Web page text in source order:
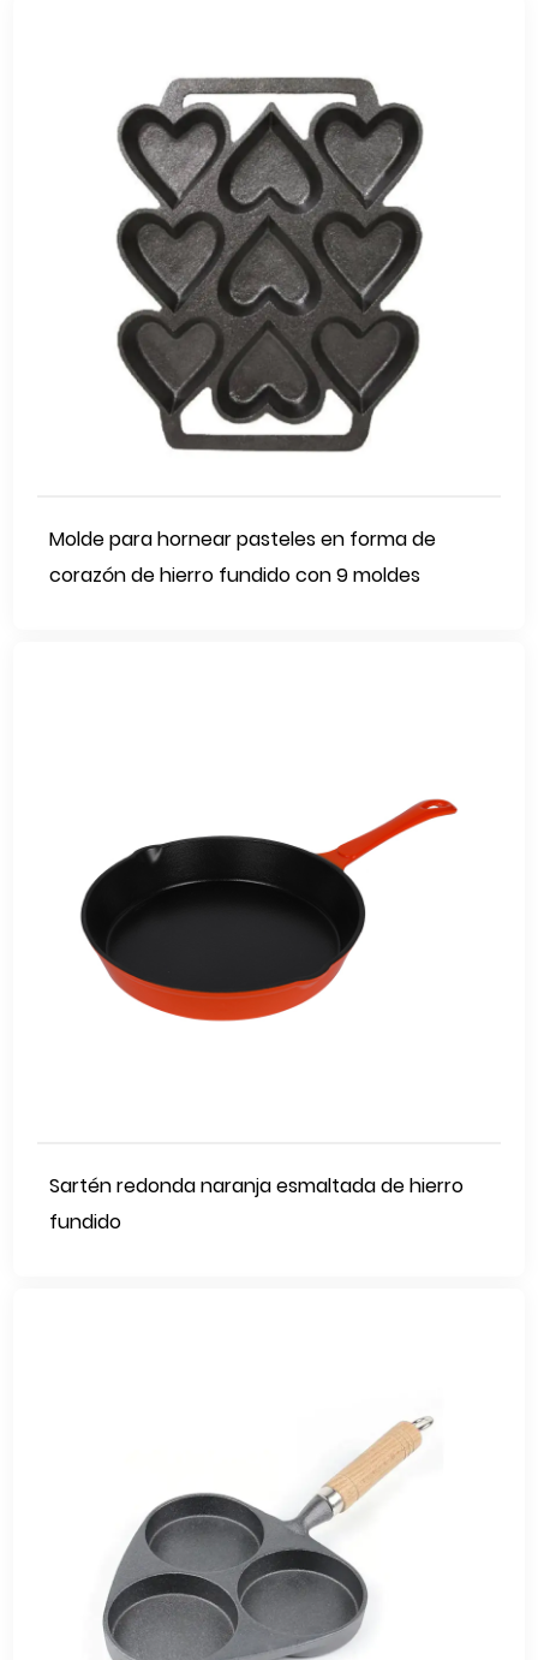
Molde para hornear pasteles en forma de
corazón de hierro fundido con 9 moldes
Sartén redonda naranja esmaltada de hierro
fundido